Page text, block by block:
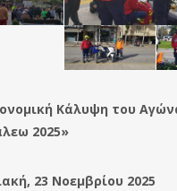
Κάλυψη του
2025»
23 Νοεμβρίου 2025